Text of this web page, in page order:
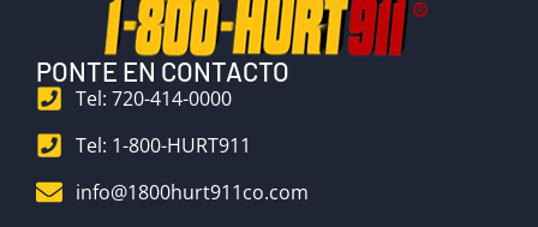
PONTE EN CONTACTO
Tel: 720-414-0000
Tel: 1-800-HURT911
info@1800hurt911co.com